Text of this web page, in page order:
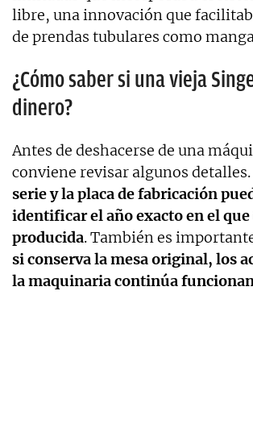
libre, una innovación que
de prendas tubulares como
¿Cómo saber si una vieja
dinero?
Antes de deshacerse de una
conviene revisar algunos detalles.
serie y la placa de fabricación
identificar el año exacto en el
producida. También es
si conserva la mesa original, los
la maquinaria continúa